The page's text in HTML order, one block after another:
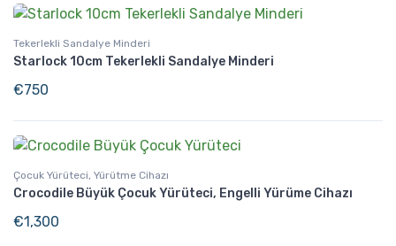
Tekerlekli Sandalye Minderi
Starlock 10cm Tekerlekli Sandalye Minderi
€750
Çocuk Yürüteci, Yürütme Cihazı
Crocodile Büyük Çocuk Yürüteci, Engelli Yürüme Cihazı
€1,300